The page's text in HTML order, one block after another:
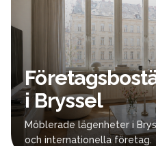
i Bryssel
Möblerade lägenheter i
och internationella företag.